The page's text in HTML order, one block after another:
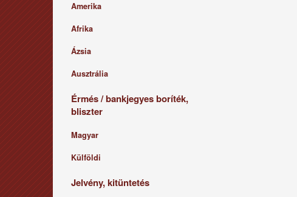
Amerika
Afrika
Ázsia
Ausztrália
Érmés / bankjegyes boríték,
bliszter
Magyar
Külföldi
Jelvény, kitüntetés